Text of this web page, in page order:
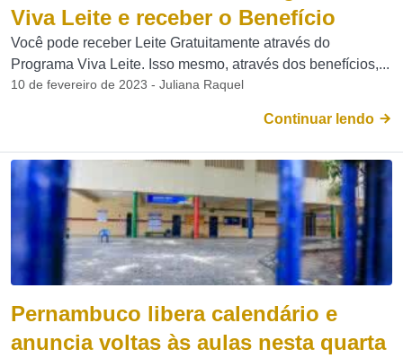
Viva Leite e receber o Benefício
Você pode receber Leite Gratuitamente através do
Programa Viva Leite. Isso mesmo, através dos benefícios,...
10 de fevereiro de 2023 - Juliana Raquel
Continuar lendo
Pernambuco libera calendário e
anuncia voltas às aulas nesta quarta